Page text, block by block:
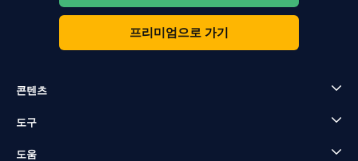
프리미엄으로 가기
콘텐츠
도구
도움